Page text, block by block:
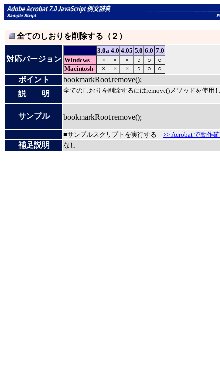
全てのしおりを削除する（２）
対応バージョン
3.0a 4.0 4.05 5.0 6.0 7.0
Windows
× × × ○ ○
○
Macintosh
× × × ○ ○ ○
ポイント
bookmarkRoot.remove();
説 明
全てのしおりを削除するにはremove()メソッドを使用
サンプル bookmarkRoot.remove();
■サンプルスクリプトを実行する >> Acrobat で動作
補足説明 なし